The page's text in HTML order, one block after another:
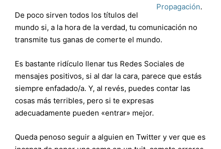
Propagación.
De poco sirven todos los títulos del
mundo si, a la hora de la verdad, tu comunicación no
transmite tus ganas de comerte el mundo.
Es bastante ridículo llenar tus Redes Sociales de
mensajes positivos, si al dar la cara, parece que estás
siempre enfadado/a. Y, al revés, puedes contar las
cosas más terribles, pero si te expresas
adecuadamente pueden «entrar» mejor.
Queda penoso seguir a alguien en Twitter y ver que es